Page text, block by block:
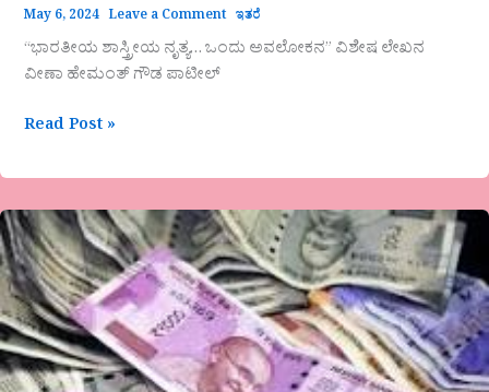
May 6, 2024 Leave a Comment ಇತರೆ
“ಭಾರತೀಯ ಶಾಸ್ತ್ರೀಯ ನೃತ್ಯ… ಒಂದು ಅವಲೋಕನ” ವಿಶೇಷ ಲೇಖನ
ವೀಣಾ ಹೇಮಂತ್ ಗೌಡ ಪಾಟೀಲ್
Read Post »
‘ದುಡ್ಡು
ಮತ್ತು
ಅವಕಾಶ’
ಲೇಖನ
ಸಾಕ್ಷಿ
ಶ್ರೀಕಾಂತ
ತಿಕೋಟಿಕರ.